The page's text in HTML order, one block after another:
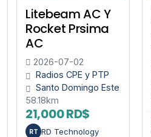
Litebeam AC Y
Rocket Prsima
AC
2026-07-02
Radios CPE y PTP
Santo Domingo Este
58.18km
21,000 RD$
RT RD Technology